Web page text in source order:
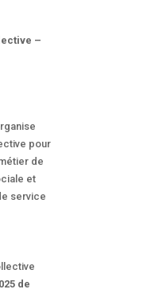
–
pour
de
et
service
de